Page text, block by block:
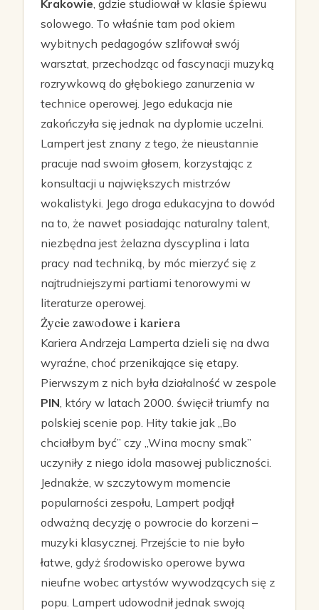
Krakowie, gdzie studiował w klasie śpiewu
solowego. To właśnie tam pod okiem
wybitnych pedagogów szlifował swój
warsztat, przechodząc od fascynacji muzyką
rozrywkową do głębokiego zanurzenia w
technice operowej. Jego edukacja nie
zakończyła się jednak na dyplomie uczelni.
Lampert jest znany z tego, że nieustannie
pracuje nad swoim głosem, korzystając z
konsultacji u największych mistrzów
wokalistyki. Jego droga edukacyjna to dowód
na to, że nawet posiadając naturalny talent,
niezbędna jest żelazna dyscyplina i lata
pracy nad techniką, by móc mierzyć się z
najtrudniejszymi partiami tenorowymi w
literaturze operowej.
Życie zawodowe i kariera
Kariera Andrzeja Lamperta dzieli się na dwa
wyraźne, choć przenikające się etapy.
Pierwszym z nich była działalność w zespole
PIN, który w latach 2000. święcił triumfy na
polskiej scenie pop. Hity takie jak „Bo
chciałbym być” czy „Wina mocny smak”
uczyniły z niego idola masowej publiczności.
Jednakże, w szczytowym momencie
popularności zespołu, Lampert podjął
odważną decyzję o powrocie do korzeni –
muzyki klasycznej. Przejście to nie było
łatwe, gdyż środowisko operowe bywa
nieufne wobec artystów wywodzących się z
popu. Lampert udowodnił jednak swoją